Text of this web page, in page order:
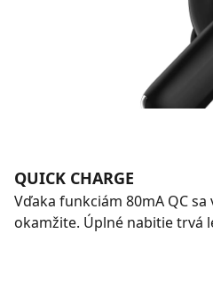
QUICK CHARGE
Vďaka funkciám 80mA QC
okamžite. Úplné nabitie trvá